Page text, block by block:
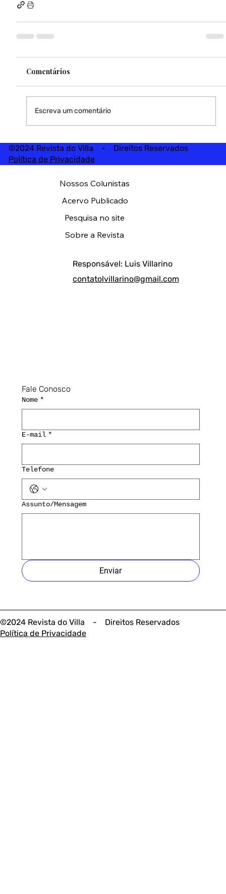
Comentários
Escreva um comentário
©2024 Revista do Villa - Direitos Reservados
Política de Privacidade
©2024 Revista do Villa - Direitos Reservados
Política de Privacidade
Fale Conosco
Nome *
E-mail *
Telefone
Assunto/Mensagem
Enviar
Responsável: Luis Villarino
contatolvillarino@gmail.com
Nossos Colunistas
Acervo Publicado
Pesquisa no site
Sobre a Revista